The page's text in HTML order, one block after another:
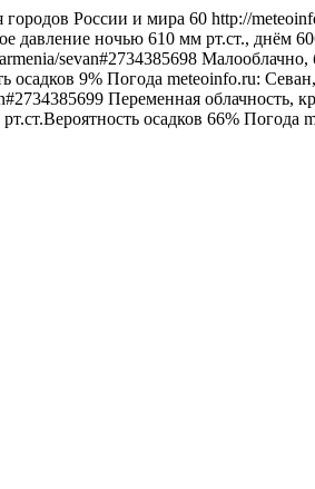
России и мира 60 http://
давление ночью 610 мм рт.ст., днём
sevan#2734385698 Малооблачно,
осадков 9% Погода meteoinfo.ru:
Переменная облачность,
осадков 66% Погода